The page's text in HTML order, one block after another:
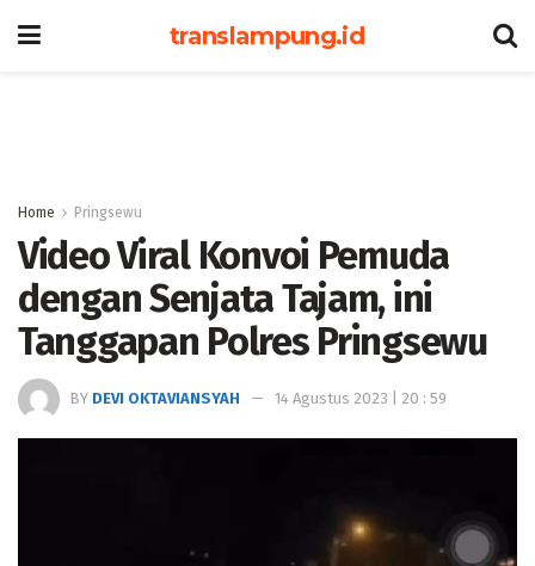
translampung.id
Home Pringsewu
Video Viral Konvoi Pemuda
dengan Senjata Tajam, ini
Tanggapan Polres Pringsewu
BY DEVI OKTAVIANSYAH 14 Agustus 2023 | 20 : 59